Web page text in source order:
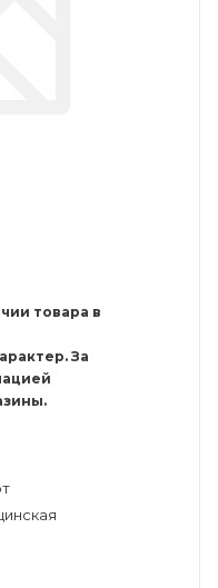
товара в
За